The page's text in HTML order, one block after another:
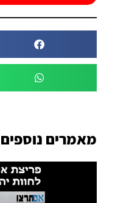
מאמרים